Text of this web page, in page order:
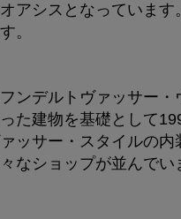
アシスとなっています
。
ンデルトヴァッサー・
た建物を基礎として
ッサー・スタイルの内
なショップが並んでい